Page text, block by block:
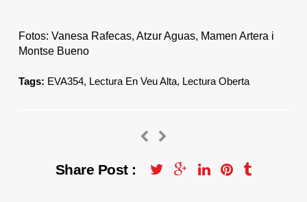
Fotos: Vanesa Rafecas, Atzur Aguas, Mamen Artera i
Montse Bueno
Tags: EVA354, Lectura En Veu Alta, Lectura Oberta
Share Post :